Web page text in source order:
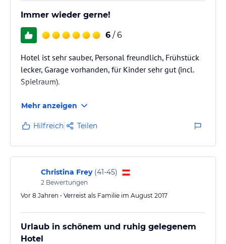
Immer wieder gerne!
6 / 6
Hotel ist sehr sauber, Personal freundlich, Frühstück
lecker, Garage vorhanden, für Kinder sehr gut (incl.
Spielraum).
Mehr anzeigen
Hilfreich Teilen
Christina Frey (41-45)
2 Bewertungen
Vor 8 Jahren • Verreist als Familie im August 2017
Urlaub in schönem und ruhig gelegenem
Hotel